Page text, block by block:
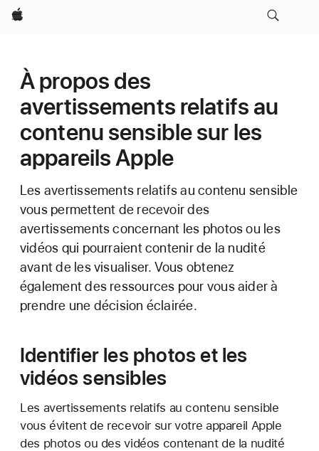
Apple
À propos des
avertissements relatifs au
contenu sensible sur les
appareils Apple
Les avertissements relatifs au contenu sensible
vous permettent de recevoir des
avertissements concernant les photos ou les
vidéos qui pourraient contenir de la nudité
avant de les visualiser. Vous obtenez
également des ressources pour vous aider à
prendre une décision éclairée.
Identifier les photos et les
vidéos sensibles
Les avertissements relatifs au contenu sensible
vous évitent de recevoir sur votre appareil Apple
des photos ou des vidéos contenant de la nudité